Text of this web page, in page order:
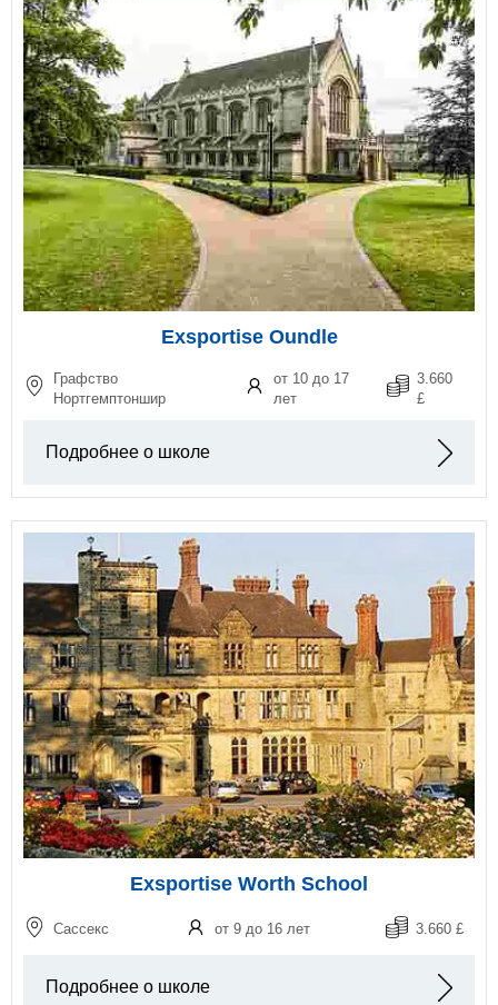
Exsportise Oundle
Графство
Нортгемптоншир
от 10 до 17
лет
3.660
£
Подробнее о школе
Exsportise Worth School
Сассекс от 9 до 16 лет 3.660 £
Подробнее о школе